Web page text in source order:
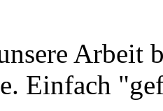
Arbeit
Einfach